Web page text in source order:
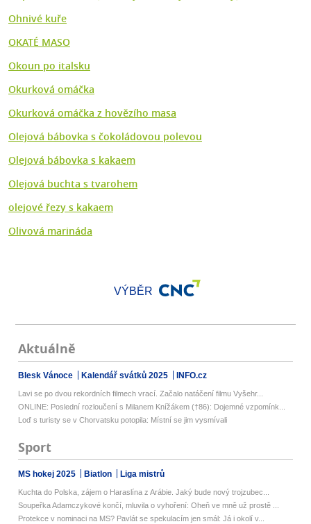
Ohnivé kuře
OKATÉ MASO
Okoun po italsku
Okurková omáčka
Okurková omáčka z hovězího masa
Olejová bábovka s čokoládovou polevou
Olejová bábovka s kakaem
Olejová buchta s tvarohem
olejové řezy s kakaem
Olivová marináda
VÝBĚR
Aktuálně
Blesk Vánoce Kalendář svátků 2025 INFO.cz
Lavi se po dvou rekordních filmech vrací. Začalo natáčení filmu Vyšehr...
ONLINE: Poslední rozloučení s Milanem Knížákem (†86): Dojemné vzpomínk...
Loď s turisty se v Chorvatsku potopila: Místní se jim vysmívali
Sport
MS hokej 2025 Biatlon Liga mistrů
Kuchta do Polska, zájem o Haraslína z Arábie. Jaký bude nový trojzubec...
Soupeřka Adamczykové končí, mluvila o vyhoření: Oheň ve mně už prostě ...
Protekce v nominaci na MS? Pavlát se spekulacím jen smál: Já i okolí v...